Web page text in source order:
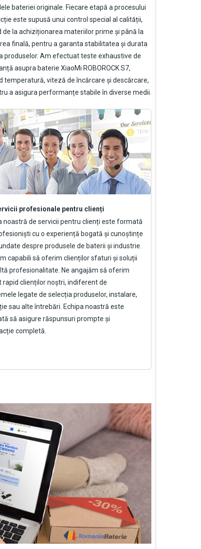
bateriei originale. Fiecare etapă a procesului
este supusă unui control special al calității,
de la achiziționarea materiilor prime și până la
finală, pentru a garanta stabilitatea și durata
produselor. Am efectuat teste exhaustive de
asupra baterie XiaoMi ROBOROCK S7,
temperatură, viteză de încărcare și descărcare,
a asigura performanțe stabile în diverse medii.
profesionale pentru clienți
noastră de servicii pentru clienți este formată
cu o experiență bogată și cunoștințe
despre produsele de baterii și industrie.
capabili să oferim clienților sfaturi și soluții
profesionalitate. Ne angajăm să oferim
rapid clienților noștri, indiferent de
legate de selecția produselor, instalare,
sau alte întrebări. Echipa noastră este
să asigure răspunsuri prompte și
completă.